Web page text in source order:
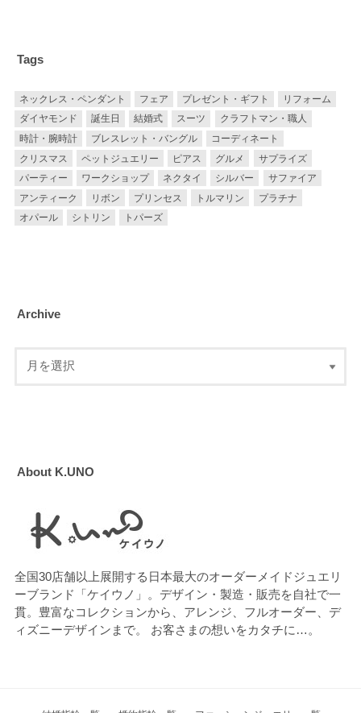
Tags
ネックレス・ペンダント フェア プレゼント・ギフト
リフォーム
ダイヤモンド
誕生日 結婚式 スーツ
クラフトマン・職人
時計・腕時計
ブレスレット・バングル
コーディネート
クリスマス
ペットジュエリー ピアス グルメ
サプライズ
パーティー
ワークショップ ネクタイ シルバー
サファイア
アンティーク
リボン プリンセス トルマリン
プラチナ
オパール
シトリン トパーズ
Archive
About K.UNO
全国30店舗以上展開する日本最大のオーダーメイドジュエリ
ーブランド「ケイウノ」。デザイン・製造・販売を自社で一
貫。豊富なコレクションから、アレンジ、フルオーダー、デ
ィズニーデザインまで。 お客さまの想いをカタチに…。